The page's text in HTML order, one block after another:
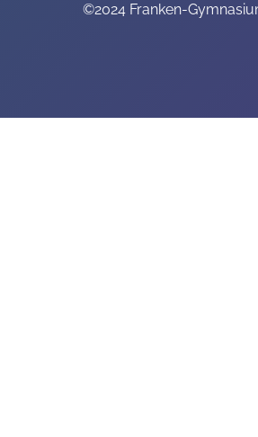
©2024 Franken-